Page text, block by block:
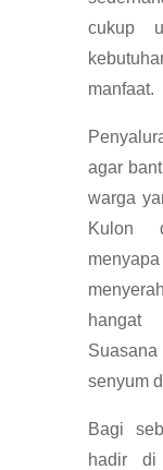
cukup
manfaat.
agar
warga
Kulon
hangat
senyum
Bagi
hadir